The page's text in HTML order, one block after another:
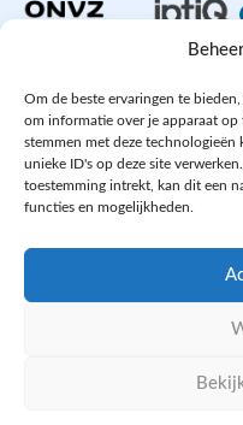
Om de beste ervaringen te
om informatie over je apparaat
stemmen met deze technologieën
unieke ID's op deze site
toestemming intrekt, kan dit een
functies en mogelijkheden.
Aangesloten bij
PRIVACY- EN COOKIE POLICY